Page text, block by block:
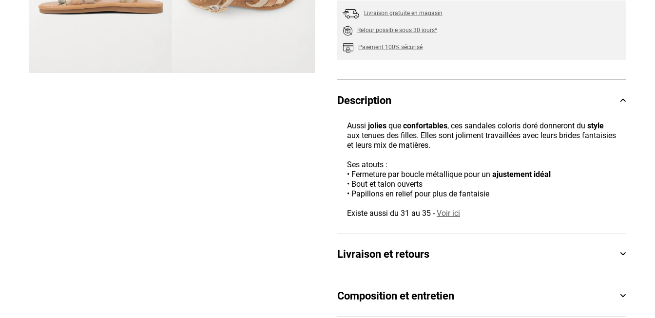
Livraison gratuite en magasin
Retour possible sous 30 jours*
Paiement 100% sécurisé
Description
Aussi jolies que confortables, ces sandales coloris doré donneront du style
aux tenues des filles. Elles sont joliment travaillées avec leurs brides fantaisies
et leurs mix de matières.
Ses atouts :
• Fermeture par boucle métallique pour un ajustement idéal
• Bout et talon ouverts
• Papillons en relief pour plus de fantaisie
Existe aussi du 31 au 35 -Voir ici
Livraison et retours
Composition et entretien